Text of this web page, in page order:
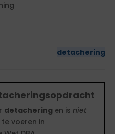
detachering
detachering en is niet
voeren in